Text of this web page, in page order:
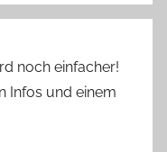
noch einfacher!
Infos und einem